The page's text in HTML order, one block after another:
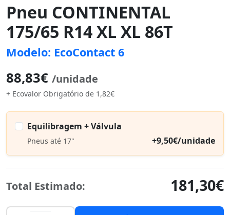
Pneu CONTINENTAL
175/65 R14 XL XL 86T
Modelo: EcoContact 6
88,83€ /unidade
+ Ecovalor Obrigatório de 1,82€
Equilibragem + Válvula
Pneus até 17" +9,50€/unidade
Total Estimado: 181,30€